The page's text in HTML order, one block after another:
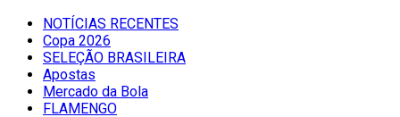
NOTÍCIAS RECENTES
Copa 2026
SELEÇÃO BRASILEIRA
Apostas
Mercado da Bola
FLAMENGO